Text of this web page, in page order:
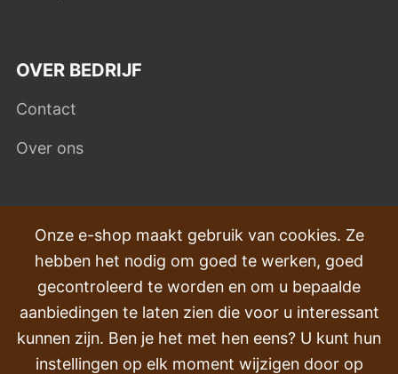
OVER BEDRIJF
Contact
Over ons
VEEL GESTELDE VRAGEN
Klachten
Transport en levering
Volgorde
Onze e-shop maakt gebruik van cookies. Ze
hebben het nodig om goed te werken, goed
gecontroleerd te worden en om u bepaalde
aanbiedingen te laten zien die voor u interessant
kunnen zijn. Ben je het met hen eens? U kunt hun
instellingen op elk moment wijzigen door op